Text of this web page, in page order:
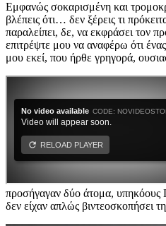
Εμφανώς σοκαρισμένη και
βλέπεις ότι… δεν ξέρεις τι
παραλείπει, δε, να εκφράσει τον
επιτρέψτε μου να αναφέρω ότι
μου εκεί, που ήρθε γρηγορά,
προσήγαγαν δύο άτομα, υπηκόους
δεν είχαν απλώς βιντεοσκοπήσει